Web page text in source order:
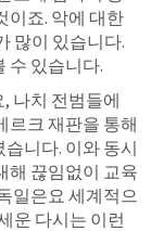
이죠. 악에 대한
많이 있습니다.
수 있습니다.
나치 전범들에
르크 재판을 통해
니다. 이와 동시
해 끊임없이 교육
일은요 세계적으
운 다시는 이런